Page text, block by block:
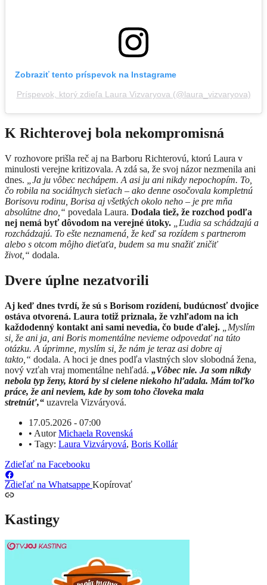
Zobraziť tento príspevok na Instagrame
Príspevok, ktorý zdieľa Laura Vizvaryova (@laura_vizvaryova)
K Richterovej bola nekompromisná
V rozhovore prišla reč aj na Barboru Richterovú, ktorú Laura v
minulosti verejne kritizovala. A zdá sa, že svoj názor nezmenila ani
dnes.
„Ja ju vôbec nechápem. A asi ju ani nikdy nepochopím. To,
čo robila na sociálnych sieťach – ako denne osočovala kompletnú
Borisovu rodinu, Borisa aj všetkých okolo neho – je pre mňa
absolútne dno,“ povedala Laura. Dodala tiež, že rozchod podľa
nej nemá byť dôvodom na verejné útoky.
„Ľudia sa schádzajú a
rozchádzajú. To ešte neznamená, že keď sa rozídem s partnerom
alebo s otcom môjho dieťaťa, budem sa mu snažiť zničiť
život,“ dodala.
Dvere úplne nezatvorili
Aj keď dnes tvrdí, že sú s Borisom rozídení, budúcnosť dvojice
ostáva otvorená. Laura totiž priznala, že vzhľadom na ich
každodenný kontakt ani sami nevedia, čo bude ďalej.
„Myslím
si, že ani ja, ani Boris momentálne nevieme odpovedať na túto
otázku. A úprimne, myslím si, že nám je teraz asi dobre aj
takto,“ dodala. A hoci je dnes podľa vlastných slov slobodná žena,
nový vzťah vraj momentálne nehľadá. „Vôbec nie. Ja som nikdy
nebola typ ženy, ktorá by si cielene niekoho hľadala. Mám toľko
práce, že ani neviem, kde by som toho človeka mala
stretnúť,“ uzavrela Vizváryová.
17.05.2026 - 07:00
• AutorMichaela Rovenská
• Tagy: Laura Vizváryová, Boris Kollár
Zdieľať na Facebooku
Zdieľať na Whatsappe Kopírovať
Kastingy